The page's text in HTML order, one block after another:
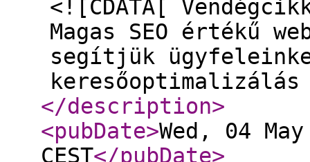
<![CDATA[
Magas SEO értékű
segítjük
</description>
<pubDate>Wed, 04
CEST</pubDate>